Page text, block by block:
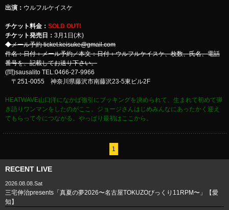
出演： ウルフルケイスケ
チケット料金： SOLD OUT!
チケット発売日： 3月1日(木)
◆メール予約 ticket.keisuke@gmail.com
件名：日付＋メール予約／本文：日付＋ウルフルケイスケ、枚数、氏名、電話
番号を、記載してお送り下さい。
(問)sausalito TEL:0466-27-9966
〒251-0055 神奈川県藤沢市南藤沢23-5東ビル2F
HEATWAVE山口洋になかば強引にブッキングを決められて、生まれて初めて弾
き語りワンマンをしたのがここ。ジョージさんはじめみんなにあったかく迎え
てもらって今につながる。やっぱり最初はここから。
1
RECENT LIVE
2026.08.08.Sat
三宅伸治presents「真夏の夢2026〜名古屋TOKUZOびっくり11RPM〜」【愛
知】